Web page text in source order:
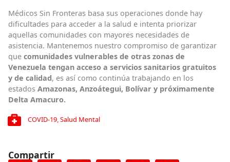
Médicos Sin Fronteras basa sus operaciones donde hay
dificultades para acceder a la salud e intenta priorizar
aquellas comunidades con mayores necesidades de
asistencia. Mantenemos nuestro compromiso de garantizar
que comunidades vulnerables de otras zonas de
Venezuela tengan acceso a servicios sanitarios gratuitos
y de calidad, es así como continúa trabajando en los
estados Amazonas, Anzoátegui, Bolívar y próximamente
Delta Amacuro.
COVID-19,Salud Mental
Compartir